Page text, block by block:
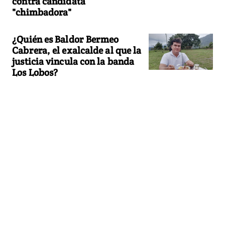
"chimbadora"
¿Quién es Baldor Bermeo
Cabrera, el exalcalde al que la
justicia vincula con la banda
Los Lobos?